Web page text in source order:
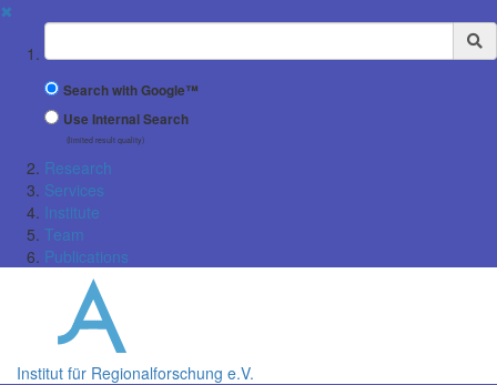
✖
Suchbegriff
Search with Google™
Use Internal Search
(limited result quality)
Research
Services
Institute
Team
Publications
Institut für Regionalforschung e.V.